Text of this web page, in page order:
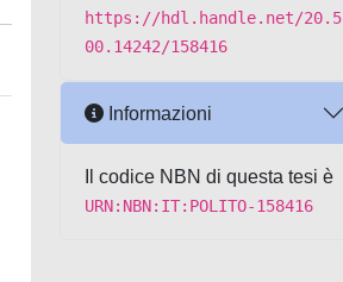
https://hdl.handle.net/20.5
00.14242/158416
Informazioni
Il codice NBN di questa tesi è
URN:NBN:IT:POLITO-158416